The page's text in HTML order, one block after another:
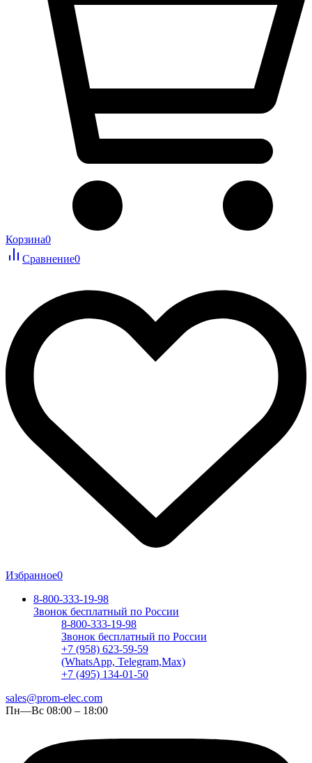
Корзина0
Сравнение0
Избранное0
8-800-333-19-98
Звонок бесплатный по России
8-800-333-19-98
Звонок бесплатный по России
+7 (958) 623-59-59
(WhatsApp, Telegram,Max)
+7 (495) 134-01-50
sales@prom-elec.com
Пн—Вс 08:00 – 18:00